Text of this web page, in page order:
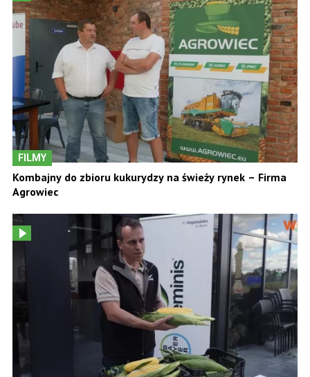
FILMY
Kombajny do zbioru kukurydzy na świeży rynek – Firma
Agrowiec